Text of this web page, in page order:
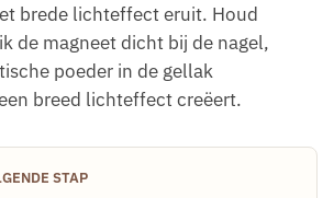
brede lichteffect eruit. Houd
de magneet dicht bij de nagel,
poeder in de gellak
breed lichteffect creëert.
STAP